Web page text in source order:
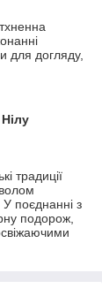
для догляду,
традиції
поєднанні з
подорож,